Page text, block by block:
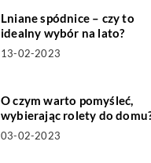
Lniane spódnice – czy to
idealny wybór na lato?
13-02-2023
O czym warto pomyśleć,
wybierając rolety do
03-02-2023